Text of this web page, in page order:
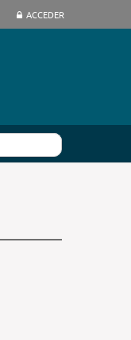
ACCEDER